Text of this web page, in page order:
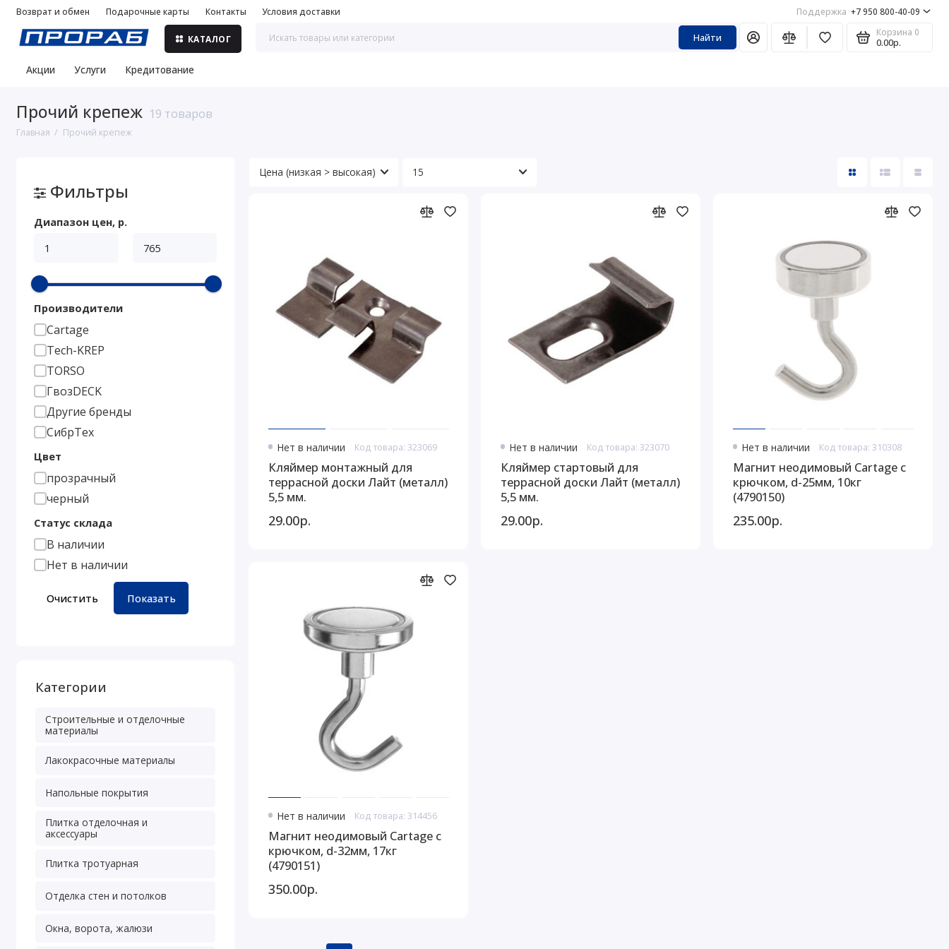
Возврат и обмен Подарочные карты Контакты Условия доставки Поддержка +7 950 800-40-09
КАТАЛОГ Найти Корзина 0
0.00р.
Акции Услуги Кредитование
Прочий крепеж 19 товаров
Главная Прочий крепеж
Фильтры
Диапазон цен, р.
Производители
Cartage
Tech-KREP
TORSO
ГвозDECK
Другие бренды
СибрТех
Цвет
прозрачный
черный
Статус склада
В наличии
Нет в наличии
Очистить Показать
Категории
Строительные и отделочные
материалы
Лакокрасочные материалы
Напольные покрытия
Плитка отделочная и
аксессуары
Плитка тротуарная
Отделка стен и потолков
Окна, ворота, жалюзи
Нет в наличии Код товара: 323069
Кляймер монтажный для
террасной доски Лайт (металл)
5,5 мм.
29.00р.
Нет в наличии Код товара: 323070
Кляймер стартовый для
террасной доски Лайт (металл)
5,5 мм.
29.00р.
Нет в наличии Код товара: 310308
Магнит неодимовый Cartage с
крючком, d-25мм, 10кг
(4790150)
235.00р.
Нет в наличии Код товара: 314456
Магнит неодимовый Cartage с
крючком, d-32мм, 17кг
(4790151)
350.00р.